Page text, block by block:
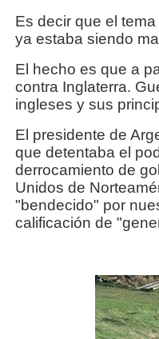
Es decir que el
ya estaba siendo
El hecho es que a
contra Inglaterra.
ingleses y sus
El presidente de
que detentaba el
derrocamiento de
Unidos de
"bendecido" por
calificación de